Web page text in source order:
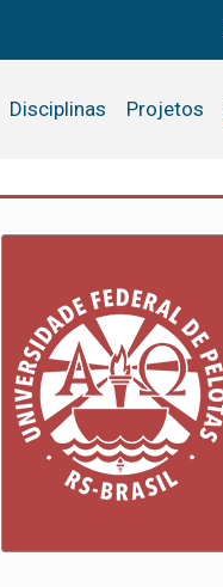
Disciplinas Projetos